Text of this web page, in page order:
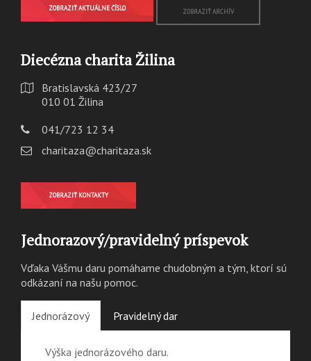
ZOBRAZIŤ AKTUÁLNE ČÍSLO ZOBRAZIŤ ARCHÍV
Diecézna charita Žilina
Bratislavská 423/27
010 01 Žilina
041/723 12 34
charitaza@charitaza.sk
ZOBRAZIŤ KONTAKTY
Jednorazový/pravidelný príspevok
Vďaka Vášmu daru pomáhame chudobným a tým, ktorí sú
odkázaní na našu pomoc.
Jednorázový Pravidelný dar
Výška jednorázového daru.